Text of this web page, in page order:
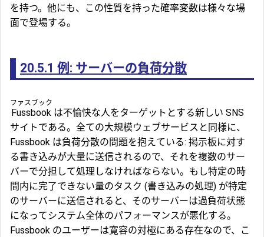
を持つ。他にも、この性質を持った確率変数は様々な場
面で登場する。
20.5.1 例: サーバーの負荷分散
Fussbook
ファスブック
は不愉快な人をターゲットとする新しい SNS
サイトである。全ての大規模ウェブサービスと同様に、
Fussbook は負荷分散の問題を抱えている: 掲示板に対す
る書き込みが大量に送信されるので、それを複数のサー
バーで分担して処理しなければならない。もし特定の時
間内に完了できない量のタスク (書き込みの処理) が特定
のサーバーに送信されると、そのサーバーは過負荷状態
になってシステム全体のパフォーマンスが悪化する。
Fussbook のユーザーは寛容の対極にある存在なので、こ